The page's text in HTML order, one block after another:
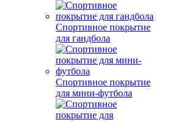
Спортивное покрытие
для гандбола
Спортивное покрытие
для мини-футбола